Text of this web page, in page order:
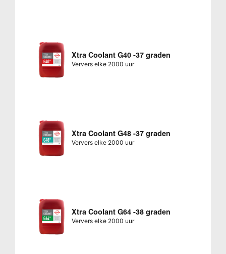
Xtra Coolant G40 -37 graden
Ververs elke 2000 uur
Xtra Coolant G48 -37 graden
Ververs elke 2000 uur
Xtra Coolant G64 -38 graden
Ververs elke 2000 uur